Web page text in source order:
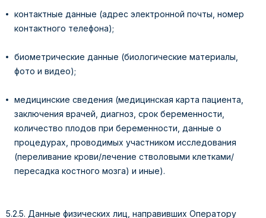
контактные данные (адрес электронной почты, номер
контактного телефона);
биометрические данные (биологические материалы,
фото и видео);
медицинские сведения (медицинская карта пациента,
заключения врачей, диагноз, срок беременности,
количество плодов при беременности, данные о
процедурах, проводимых участником исследования
(переливание крови/лечение стволовыми клетками/
пересадка костного мозга) и иные).
5.2.5. Данные физических лиц, направивших Оператору